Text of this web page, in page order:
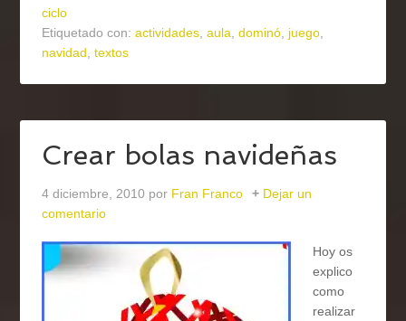
ciclo
Etiquetado con:actividades,aula,dominó, juego,
navidad,textos
Crear bolas navideñas
4 diciembre, 2010 por Fran Franco
Dejar un
comentario
Hoy os
explico
como
realizar